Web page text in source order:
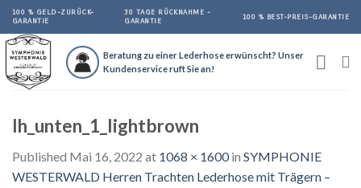
Skip
content
100 % GELD-ZURÜCK-
GARANTIE
30 TAGE RÜCKNAHME -
GARANTIE
100 % BEST-PREIS-GARANTIE
Beratung zu einer Lederhose erwünscht? Unser
Kundenservice ruft Sie an!
lh_unten_1_lightbrown
Published Mai 16, 2022 at 1068 × 1600in SYMPHONIE
WESTERWALD Herren Trachten Lederhose mit Trägern –